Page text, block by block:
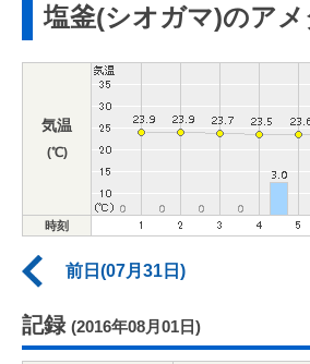
塩釜(シオガマ)のアメ
気温
(℃)
時刻
前日(07月31日)
記録 (2016年08月01日)